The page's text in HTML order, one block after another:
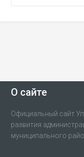
О сайте
Официальный сайт
развития
муниципального